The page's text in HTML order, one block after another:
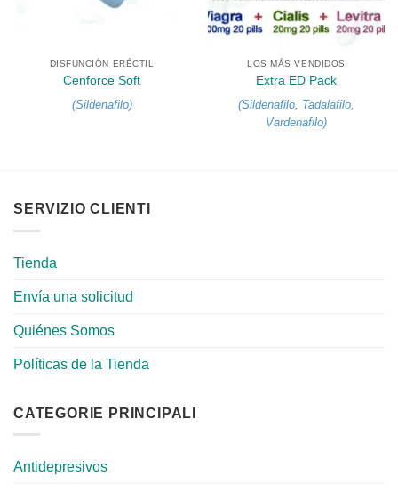
DISFUNCIÓN ERÉCTIL
Cenforce Soft
(Sildenafilo)
LOS MÁS VENDIDOS
Extra ED Pack
(Sildenafilo Tadalafilo
Vardenafilo)
SERVIZIO CLIENTI
Tienda
Envía una solicitud
Quiénes Somos
Políticas de la Tienda
CATEGORIE PRINCIPALI
Antidepresivos